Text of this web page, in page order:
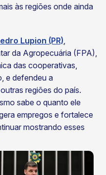
às regiões onde ainda
Lupion (PR),
da Agropecuária (FPA),
das cooperativas,
e defendeu a
regiões do país.
sabe o quanto ele
empregos e fortalece
mostrando esses